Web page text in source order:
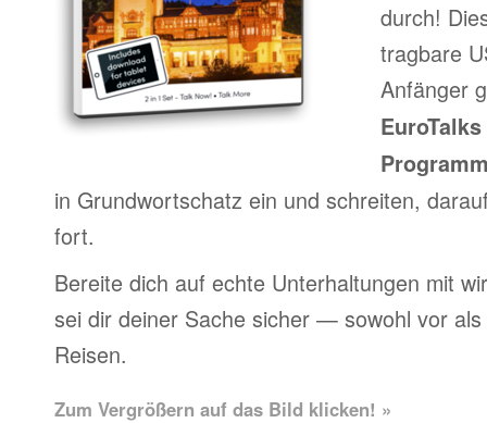
durch!
tragbare
Anfänger
in Grundwortschatz ein und schreiten,
fort.
Bereite dich auf echte Unterhaltungen mit
sei dir deiner Sache sicher — sowohl vor
Reisen.
Zum Vergrößern auf das Bild klicken! »